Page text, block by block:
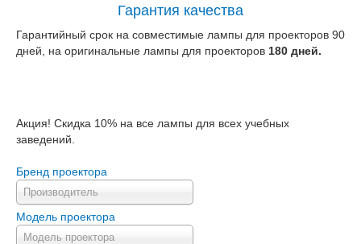
Гарантия качества
Гарантийный срок на совместимые лампы для проекторов 90
дней, на оригинальные лампы для проекторов 180 дней.
Акция! Скидка 10% на все лампы для всех учебных
заведений.
Бренд проектора
Производитель
Модель проектора
Модель проектора